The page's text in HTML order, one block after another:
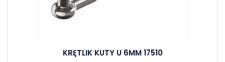
KRĘTLIK KUTY U 6MM 17510